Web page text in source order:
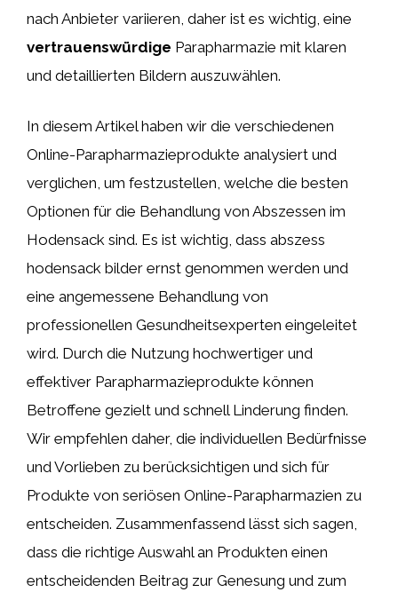
nach Anbieter variieren, daher ist es wichtig, eine
vertrauenswürdige Parapharmazie mit klaren
und detaillierten Bildern auszuwählen.
In diesem Artikel haben wir die verschiedenen
Online-Parapharmazieprodukte analysiert und
verglichen, um festzustellen, welche die besten
Optionen für die Behandlung von Abszessen im
Hodensack sind. Es ist wichtig, dass abszess
hodensack bilder ernst genommen werden und
eine angemessene Behandlung von
professionellen Gesundheitsexperten eingeleitet
wird. Durch die Nutzung hochwertiger und
effektiver Parapharmazieprodukte können
Betroffene gezielt und schnell Linderung finden.
Wir empfehlen daher, die individuellen Bedürfnisse
und Vorlieben zu berücksichtigen und sich für
Produkte von seriösen Online-Parapharmazien zu
entscheiden. Zusammenfassend lässt sich sagen,
dass die richtige Auswahl an Produkten einen
entscheidenden Beitrag zur Genesung und zum